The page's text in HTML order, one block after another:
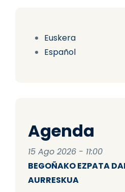
Euskera
Español
Agenda
15 Ago 2026 - 11:00
BEGOÑAKO EZPATA
AURRESKUA